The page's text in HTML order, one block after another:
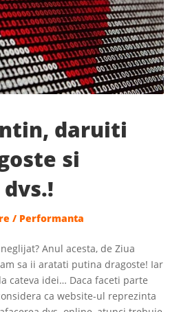
daruiti
si
/ Performanta
Anul acesta, de Ziua
sa ii aratati putina dragoste! Iar
cateva idei… Daca faceti parte
ca website-ul reprezinta